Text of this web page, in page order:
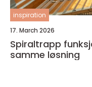
inspiration
17. March 2026
Spiraltrapp funksjon, form og fleksibilitet i
samme løsning